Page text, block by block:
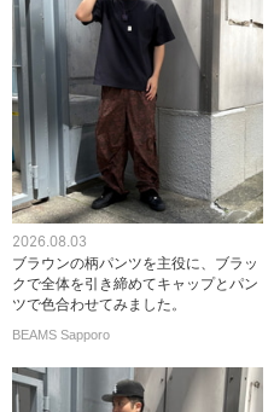
2026.08.03
ブラウンの柄パンツを主役に、ブラッ
クで全体を引き締めてキャップとパン
ツで色合わせてみました。
BEAMS Sapporo